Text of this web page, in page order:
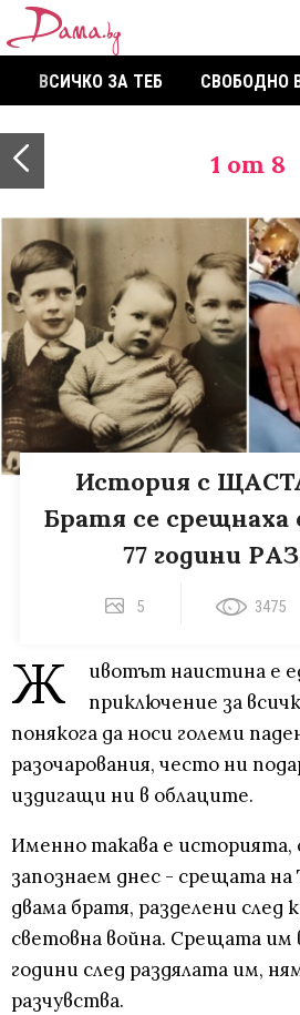
ВСИЧКО ЗА ТЕБ СВОБОДНО
1 от 8
История с
Братя се срещнаха
77 години
5 3475
Ж
ивотът наистина е
приключение за
понякога да носи големи
разочарования, често ни
издигащи ни в облаците.
Именно такава е историята,
запознаем днес - срещата
двама братя, разделени след
световна война. Срещата им
години след раздялата им,
разчувства.